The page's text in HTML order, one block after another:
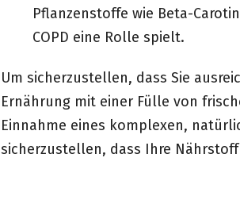
Pflanzenstoffe wie Beta-
COPD eine Rolle spielt.
Um sicherzustellen, dass Sie
Ernährung mit einer Fülle von
Einnahme eines komplexen,
sicherzustellen, dass Ihre